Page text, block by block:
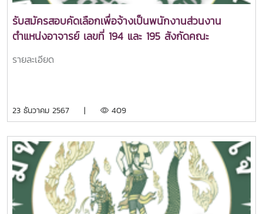
รับสมัครสอบคัดเลือกเพื่อจ้างเป็นพนักงานส่วนงาน
ตำแหน่งอาจารย์ เลขที่ 194 และ 195 สังกัดคณะ
ศิลปศาสตร์ ครั้งที่3
รายละเอียด
23 ธันวาคม 2567 | 409